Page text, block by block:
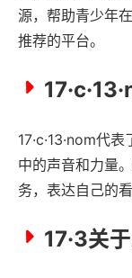
源，帮助青少年
推荐的平台。
17·c·13·nom代
中的声音和力量
务，表达自己的
17·3关